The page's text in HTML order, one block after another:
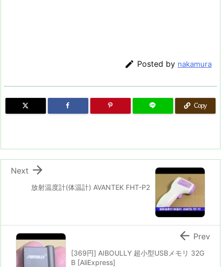
 Posted by nakamura
Copy
放射温度計(体温計) AVANTEK FHT-P2

Next
[369円] AIBOULLY 超小型USBメモリ 32G
B [AliExpress]
 Prev